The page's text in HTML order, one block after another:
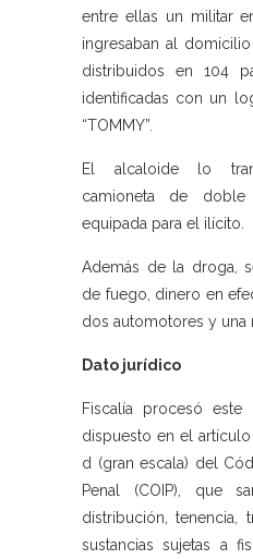
entre ellas un militar
ingresaban al
distribuidos en 104
identificadas con un
“TOMMY”.
El alcaloide lo
camioneta de doble
equipada para el ilícito.
Además de la droga,
de fuego, dinero en
dos automotores y una
Dato jurídico
Fiscalía procesó
dispuesto en el
d (gran escala) del
Penal (COIP), que
distribución, tenencia,
sustancias sujetas a